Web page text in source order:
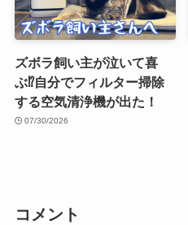
ズボラ飼い主が泣いて喜
ぶ⁉︎自分でフィルター掃除
する空気清浄機が出た！
07/30/2026
コメント